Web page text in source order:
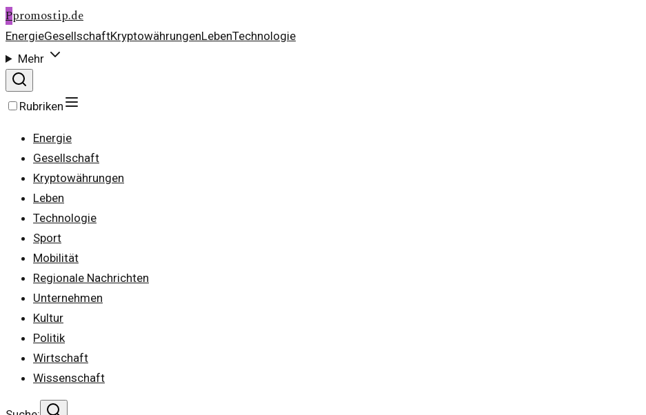
Ppromostip.de
EnergieGesellschaftKryptowährungenLebenTechnologie
Mehr
Rubriken
Energie
Gesellschaft
Kryptowährungen
Leben
Technologie
Sport
Mobilität
Regionale Nachrichten
Unternehmen
Kultur
Politik
Wirtschaft
Wissenschaft